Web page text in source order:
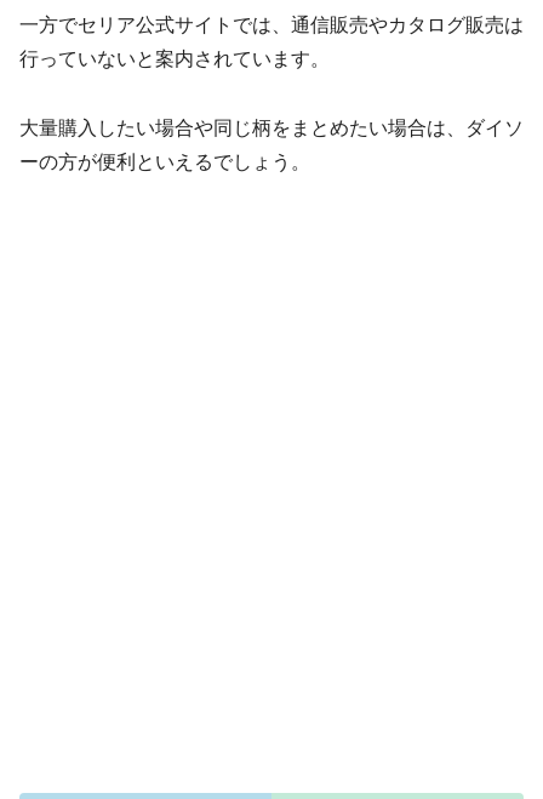
一方でセリア公式サイトでは、通信販売やカタログ販売は
行っていないと案内されています。
大量購入したい場合や同じ柄をまとめたい場合は、ダイソ
ーの方が便利といえるでしょう。